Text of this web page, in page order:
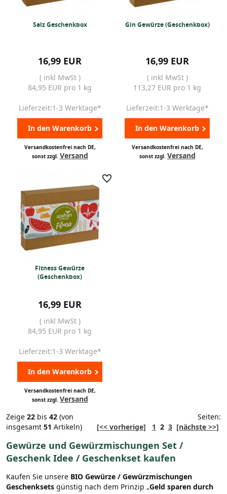
Salz Geschenkbox
16,99 EUR
( inkl MwSt )
84,95 EUR pro 1 kg
Lieferzeit:1-3 Werktage*
In den Warenkorb
Versandkostenfrei nach DE,
sonst zzgl. Versand
Gin Gewürze (Geschenkbox)
16,99 EUR
( inkl MwSt )
113,27 EUR pro 1 kg
Lieferzeit:1-3 Werktage*
In den Warenkorb
Versandkostenfrei nach DE,
sonst zzgl. Versand
Fitness Gewürze
(Geschenkbox)
16,99 EUR
( inkl MwSt )
84,95 EUR pro 1 kg
Lieferzeit:1-3 Werktage*
In den Warenkorb
Versandkostenfrei nach DE,
sonst zzgl. Versand
Zeige 22 bis 42 (von
insgesamt 51 Artikeln)
Seiten:
[<< vorherige]
1 2 3 [nächste >>]
Gewürze und Gewürzmischungen Set /
Geschenk Idee / Geschenkset kaufen
Kaufen Sie unsere BIO Gewürze / Gewürzmischungen
Geschenksets günstig nach dem Prinzip „Geld sparen durch